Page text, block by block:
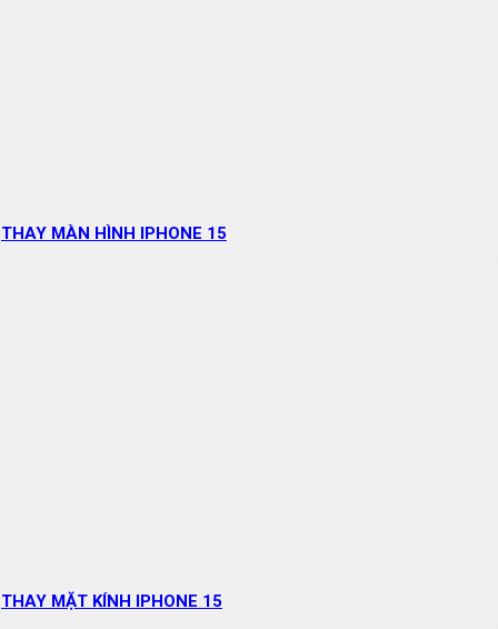
THAY MÀN HÌNH IPHONE 15
THAY MẶT KÍNH IPHONE 15